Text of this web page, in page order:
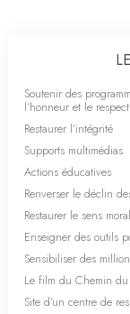
Soutenir des
l’honneur et le
Restaurer l’intégrité
Supports multimédias
Actions éducatives
Renverser le déclin
Restaurer le sens
Enseigner des outils
Sensibiliser des
Le film du Chemin
Site d’un centre de